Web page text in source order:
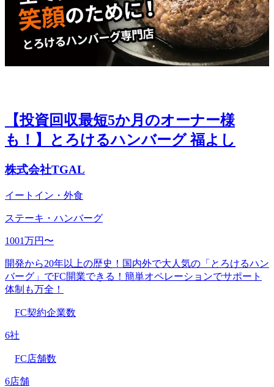
【投資回収最短5か月のオーナー様
も！】とろけるハンバーグ 福よし
株式会社TGAL
イートイン・外食
ステーキ・ハンバーグ
1001万円〜
開発から20年以上の歴史！国内外で大人気の「とろけるハン
バーグ」でFC開業できる！簡単オペレーションでサポート
体制も万全！
FC契約企業数
6社
FC店舗数
6店舗